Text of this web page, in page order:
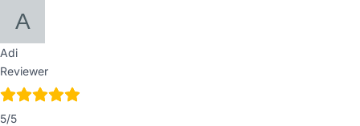
Adi
Reviewer
5/5